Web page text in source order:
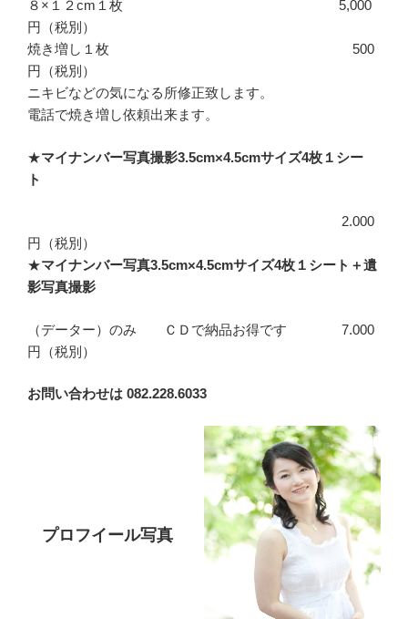
８×１２cm１枚 5,000
円（税別）
焼き増し１枚 500
円（税別）
ニキビなどの気になる所修正致します。
電話で焼き増し依頼出来ます。
★マイナンバー写真撮影3.5cm×4.5cmサイズ4枚１シー
ト
2.000
円（税別）
★マイナンバー写真3.5cm×4.5cmサイズ4枚１シート＋遺
影写真撮影
（データー）のみ ＣＤで納品お得です 7.000
円（税別）
お問い合わせは 082.228.6033
プロフイール写真